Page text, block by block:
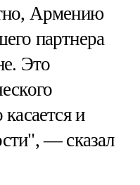
Армению
партнера
Это
и
— сказал